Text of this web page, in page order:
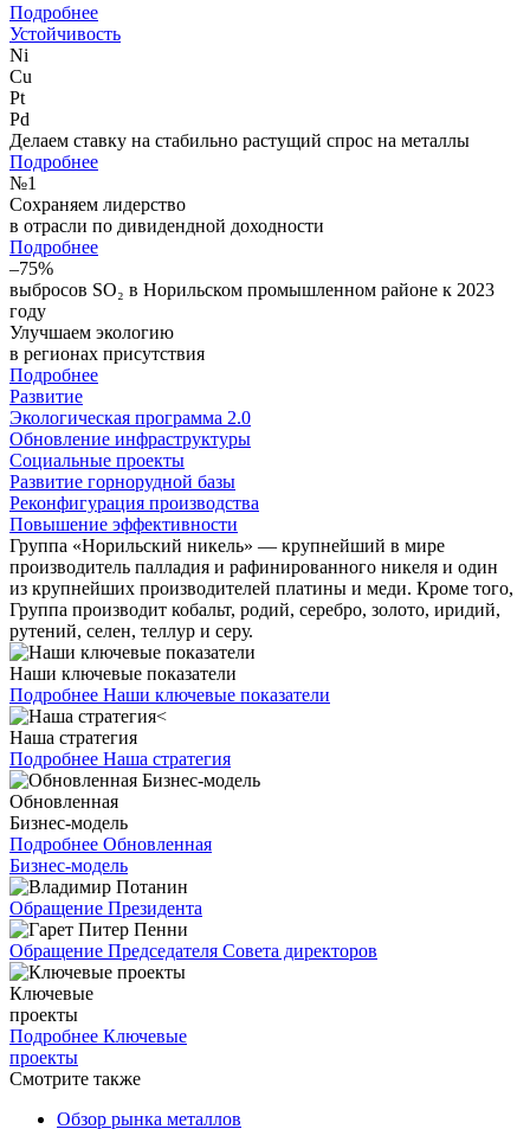
Подробнее
Устойчивость
Ni
Cu
Pt
Pd
Делаем ставку на стабильно растущий спрос на металлы
Подробнее
№1
Сохраняем лидерство
в отрасли по дивидендной доходности
Подробнее
–75%
выбросов SO₂ в Норильском промышленном районе к 2023
году
Улучшаем экологию
в регионах присутствия
Подробнее
Развитие
Экологическая программа 2.0
Обновление инфраструктуры
Социальные проекты
Развитие горнорудной базы
Реконфигурация производства
Повышение эффективности
Группа «Норильский никель» — крупнейший в мире
производитель палладия и рафинированного никеля и один
из крупнейших производителей платины и меди. Кроме того,
Группа производит кобальт, родий, серебро, золото, иридий,
рутений, селен, теллур и серу.
Наши ключевые показатели
Подробнее Наши ключевые показатели
Наша стратегия
Подробнее Наша стратегия
Обновленная
Бизнес-модель
Подробнее Обновленная
Бизнес-модель
Обращение Президента
Обращение Председателя Совета директоров
Ключевые
проекты
Подробнее Ключевые
проекты
Смотрите также
Обзор рынка металлов